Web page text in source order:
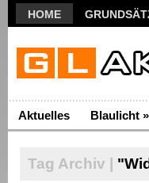
HOME
Aktuelles Blaulicht »
Tag Archiv |